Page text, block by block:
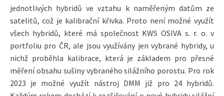
jednotlivých hybridů ve vztahu k naměřeným datům ze
satelitů, což je kalibrační křivka. Proto není možné využít
všech hybridů, které má společnost KWS OSIVA s. r. o. v
portfoliu pro ČR, ale jsou využívány jen vybrané hybridy, u
nichž proběhla kalibrace, která je základem pro přesné
měření obsahu sušiny vybraného silážního porostu. Pro rok
2023 je možné využít nástroj DMM již pro 24 hybridů.